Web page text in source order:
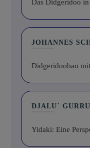
Das Didgeridoo
JOHANNES
Didgeridoobau
DJALU´
Yidaki: Eine